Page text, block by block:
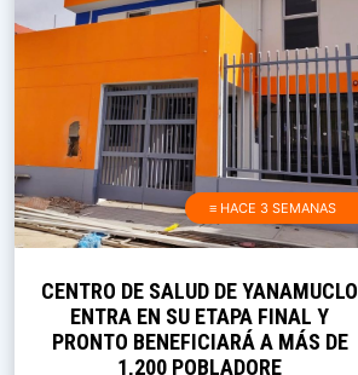
≡ HACE 3 SEMANAS
CENTRO DE SALUD DE YANAMUCLO
ENTRA EN SU ETAPA FINAL Y
PRONTO BENEFICIARÁ A MÁS DE
1,200 POBLADORE